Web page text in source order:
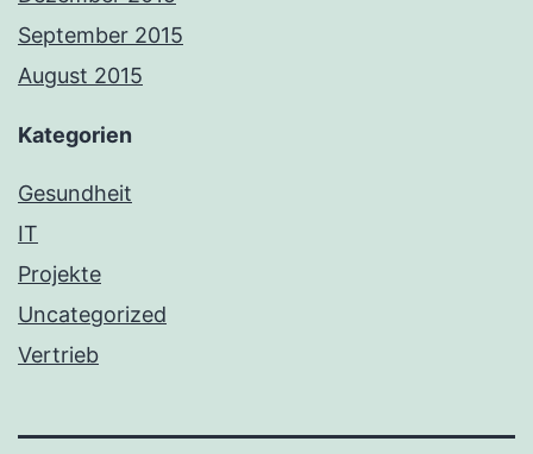
September 2015
August 2015
Kategorien
Gesundheit
IT
Projekte
Uncategorized
Vertrieb